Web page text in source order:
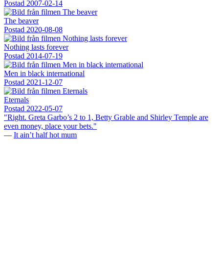
Postad 2007-02-14
The beaver
Postad 2020-08-08
Nothing lasts forever
Postad 2014-07-19
Men in black international
Postad 2021-12-07
Eternals
Postad 2022-05-07
"Right. Greta Garbo’s 2 to 1, Betty Grable and Shirley Temple are
even money, place your bets."
— It ain’t half hot mum